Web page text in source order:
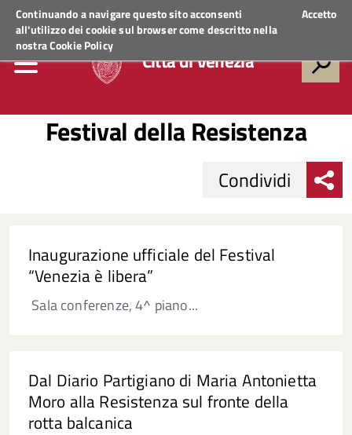
Continuando a navigare questo sito acconsenti
all'utilizzo dei cookie sul browser come descritto nella
nostraCookie Policy
Accetto
Regione VenetoACCEDI AI SERVIZI
Città di Venezia
Festival della Resistenza
Condividi
Inaugurazione ufficiale del Festival
“Venezia è libera”
Sala conferenze, 4^ piano...
Dal Diario Partigiano di Maria Antonietta
Moro alla Resistenza sul fronte della
rotta balcanica